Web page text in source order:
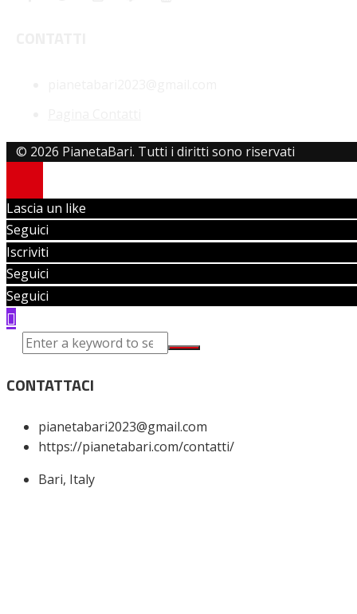
© 2026 PianetaBari. Tutti i diritti sono riservati
Lascia un like
Seguici
Iscriviti
Seguici
Seguici
CONTATTACI
pianetabari2023@gmail.com
https://pianetabari.com/contatti/
Bari, Italy